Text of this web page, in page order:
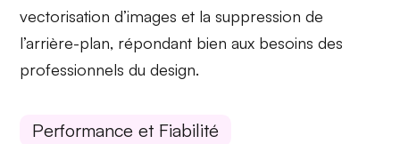
vectorisation d’images et lasuppression de
l’arrière-plan, répondant bien aux besoins des
professionnels du design.
Performance et Fiabilité